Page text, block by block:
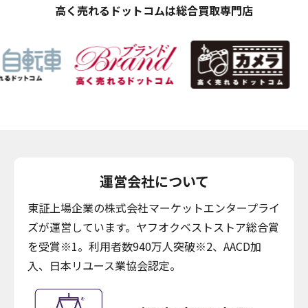
高く売れるドットコムは総合買取専門店
運営会社について
東証上場企業の株式会社マーケットエンタープライ
ズが運営しています。ヤフオクベストストア総合賞
を受賞※1。利用者数940万人突破※2、AACD加
入、日本リユース業協会認定。